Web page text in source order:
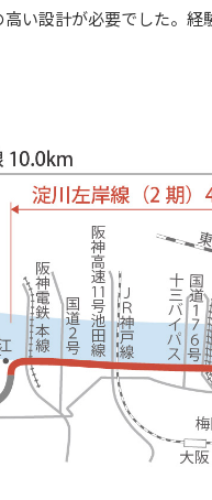
い設計が必要でした。経